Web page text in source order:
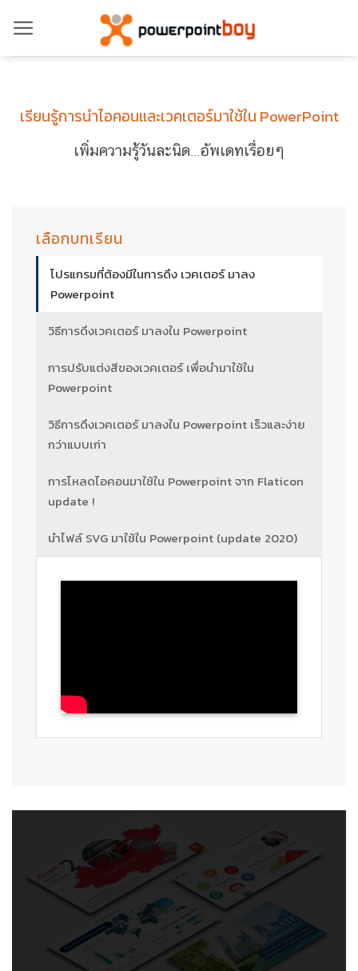
ไป
เรียนรู้การนำไอคอนและเวคเตอร์มาใช้ใน PowerPoint
เพิ่มความรู้วันละนิด…อัพเดทเรื่อยๆ
เลือกบทเรียน
โปรแกรมที่ต้องมีในการดึง เวคเตอร์ มาลง
Powerpoint
วิธีการดึงเวคเตอร์ มาลงใน Powerpoint
การปรับแต่งสีของเวคเตอร์ เพื่อนำมาใช้ใน
Powerpoint
วิธีการดึงเวคเตอร์ มาลงใน Powerpoint เร็วและง่าย
กว่าแบบเก่า
การโหลดไอคอนมาใช้ใน Powerpoint จาก Flaticon
update !
นำไฟล์ SVG มาใช้ใน Powerpoint (update 2020)